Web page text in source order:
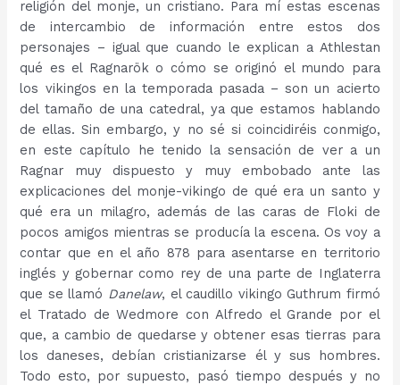
religión del monje, un cristiano. Para mí estas escenas
de intercambio de información entre estos dos
personajes – igual que cuando le explican a Athlestan
qué es el Ragnarök o cómo se originó el mundo para
los vikingos en la temporada pasada – son un acierto
del tamaño de una catedral, ya que estamos hablando
de ellas. Sin embargo, y no sé si coincidiréis conmigo,
en este capítulo he tenido la sensación de ver a un
Ragnar muy dispuesto y muy embobado ante las
explicaciones del monje-vikingo de qué era un santo y
qué era un milagro, además de las caras de Floki de
pocos amigos mientras se producía la escena. Os voy a
contar que en el año 878 para asentarse en territorio
inglés y gobernar como rey de una parte de Inglaterra
que se llamó Danelaw, el caudillo vikingo Guthrum firmó
el Tratado de Wedmore con Alfredo el Grande por el
que, a cambio de quedarse y obtener esas tierras para
los daneses, debían cristianizarse él y sus hombres.
Todo esto, por supuesto, pasó tiempo después y no